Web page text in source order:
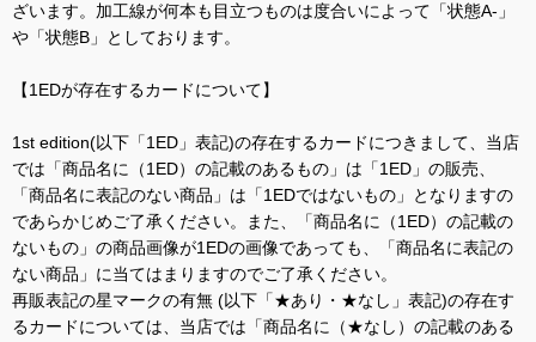
ざいます。加工線が何本も目立つものは度合いによって「状態A-」
や「状態B」としております。
【1EDが存在するカードについて】
1st edition(以下「1ED」表記)の存在するカードにつきまして、当店
では「商品名に（1ED）の記載のあるもの」は「1ED」の販売、
「商品名に表記のない商品」は「1EDではないもの」となりますの
であらかじめご了承ください。また、「商品名に（1ED）の記載の
ないもの」の商品画像が1EDの画像であっても、「商品名に表記の
ない商品」に当てはまりますのでご了承ください。
再販表記の星マークの有無 (以下「★あり・★なし」表記)の存在す
るカードについては、当店では「商品名に（★なし）の記載のある